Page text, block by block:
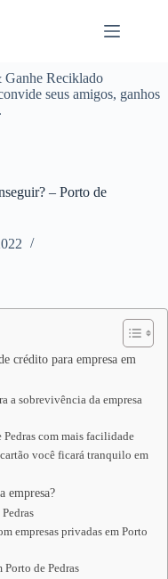
Reciklado
seus amigos, ganhos
– Porto de
crédito para empresa em
a sobrevivência da empresa
Pedras com mais facilidade
você ficará tranquilo em
empresa?
empresas privadas em Porto
de Pedras